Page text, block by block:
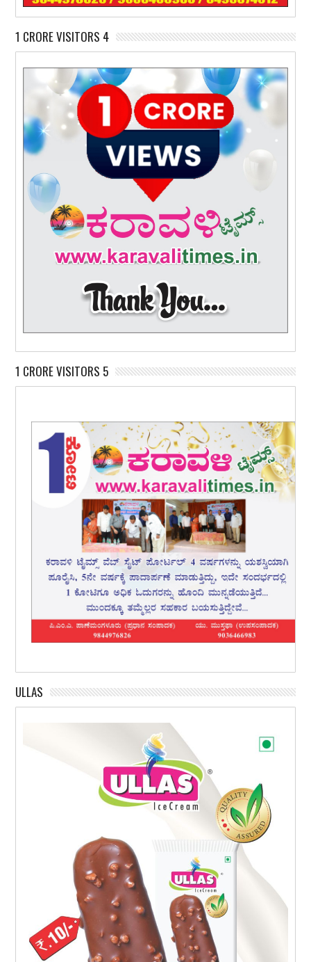
1 CRORE VISITORS 4
1 CRORE VISITORS 5
ULLAS